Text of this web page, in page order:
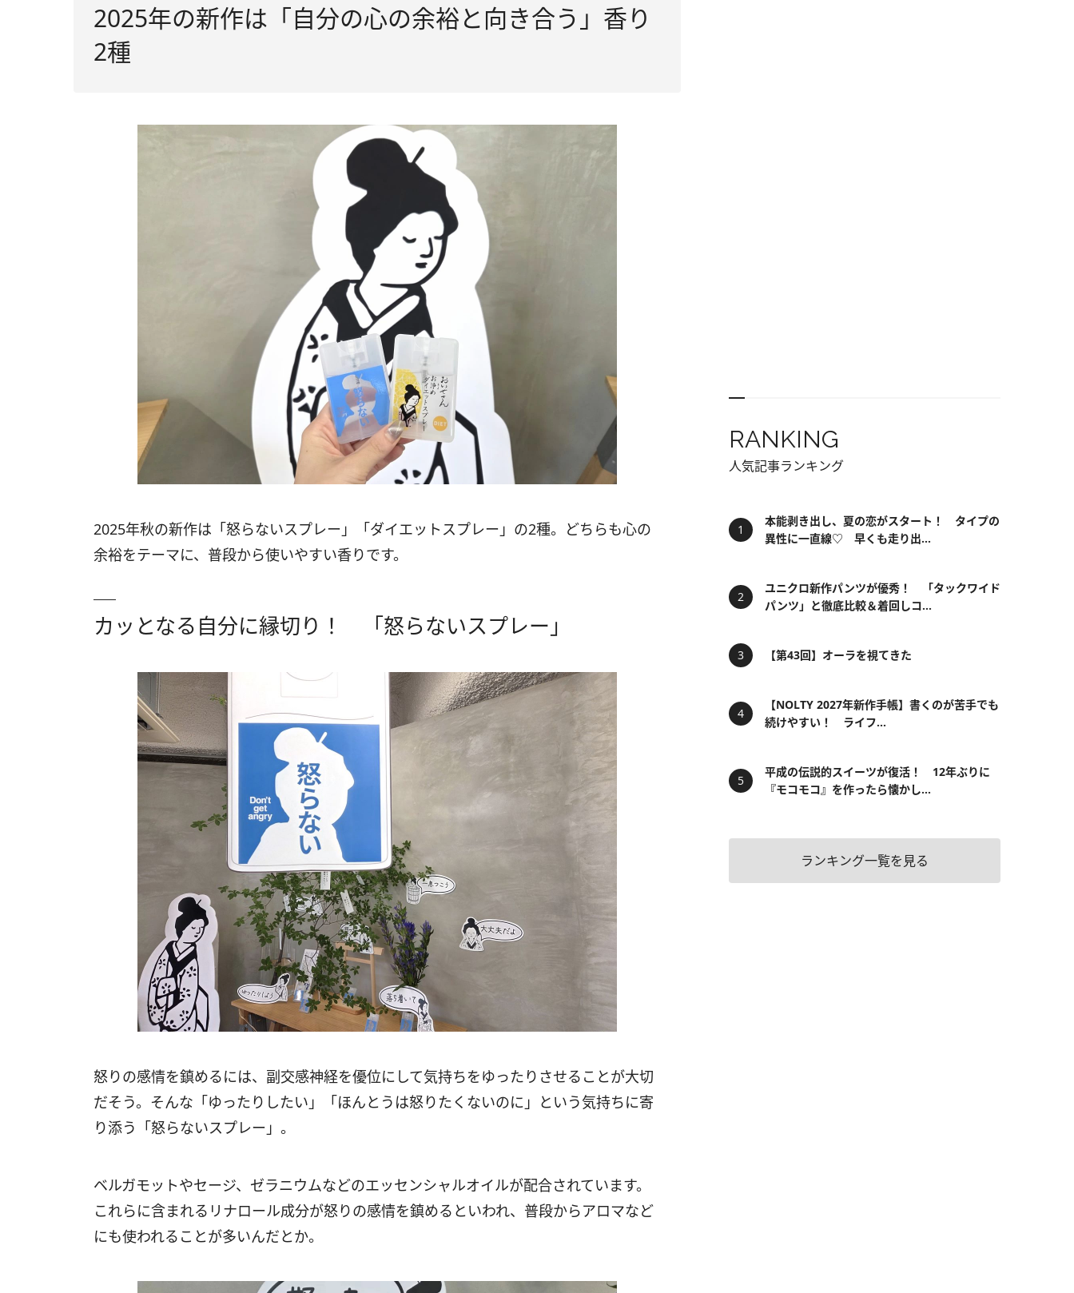
2025年の新作は「自分の心の余裕と向き合う」香り
2種
2025年秋の新作は「怒らないスプレー」「ダイエットスプレー」の2種。どちらも心の
余裕をテーマに、普段から使いやすい香りです。
カッとなる自分に縁切り！ 「怒らないスプレー」
怒りの感情を鎮めるには、副交感神経を優位にして気持ちをゆったりさせることが大切
だそう。そんな「ゆったりしたい」「ほんとうは怒りたくないのに」という気持ちに寄
り添う「怒らないスプレー」。
ベルガモットやセージ、ゼラニウムなどのエッセンシャルオイルが配合されています。
これらに含まれるリナロール成分が怒りの感情を鎮めるといわれ、普段からアロマなど
にも使われることが多いんだとか。
RANKING
人気記事ランキング
本能剥き出し、夏の恋がスタート！ タイプの
異性に一直線♡ 早くも走り出...
ユニクロ新作パンツが優秀！ 「タックワイド
パンツ」と徹底比較＆着回しコ...
【第43回】オーラを視てきた
【NOLTY 2027年新作手帳】書くのが苦手でも
続けやすい！ ライフ...
平成の伝説的スイーツが復活！ 12年ぶりに
『モコモコ』を作ったら懐かし...
ランキング一覧を見る